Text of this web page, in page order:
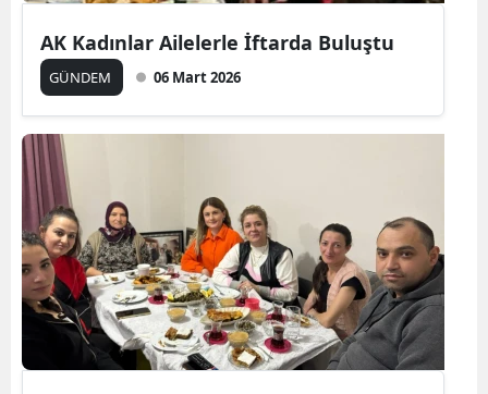
AK Kadınlar Ailelerle İftarda Buluştu
GÜNDEM 06 Mart 2026